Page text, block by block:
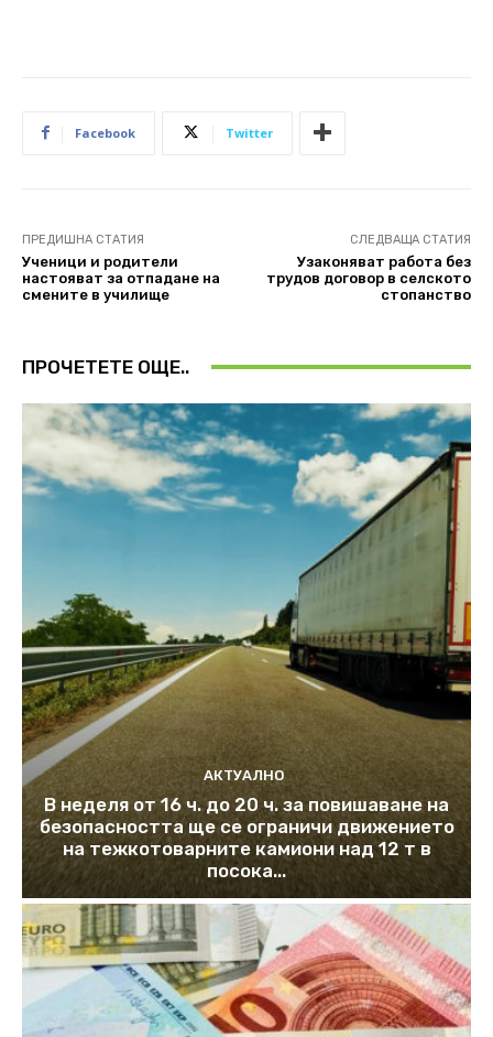
Facebook Twitter
ПРЕДИШНА СТАТИЯ
Ученици и родители
настояват за отпадане на
смените в училище
СЛЕДВАЩА СТАТИЯ
Узаконяват работа без
трудов договор в селското
стопанство
ПРОЧЕТЕТЕ ОЩЕ..
АКТУАЛНО
В неделя от 16 ч. до 20 ч. за повишаване на
безопасността ще се ограничи движението
на тежкотоварните камиони над 12 т в
посока...